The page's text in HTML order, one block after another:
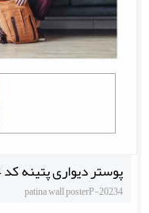
پوستر دیواری پتینه کد P-20234
patina wall posterP-20234